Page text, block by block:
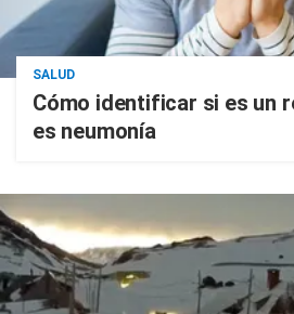
SALUD
Cómo identificar si es un
es neumonía